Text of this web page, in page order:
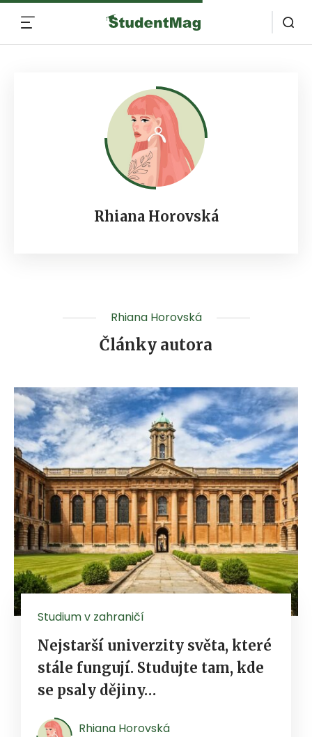
Rhiana Horovská
Rhiana Horovská
Články autora
Studium v zahraničí
Nejstarší univerzity světa, které
stále fungují. Studujte tam, kde
se psaly dějiny…
Rhiana Horovská